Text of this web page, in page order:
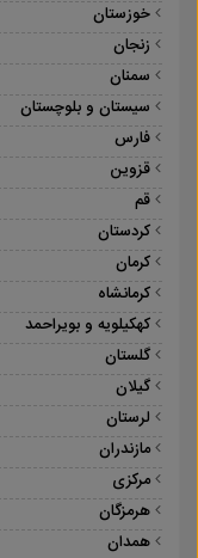
خوزستان
زنجان
سمنان
سیستان و بلوچستان
فارس
قزوین
قم
کردستان
کرمان
کرمانشاه
کهکیلویه و بویراحمد
گلستان
گیلان
لرستان
مازندران
مرکزی
هرمزگان
همدان